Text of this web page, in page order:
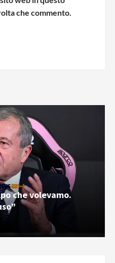
che commento.
che volevamo.